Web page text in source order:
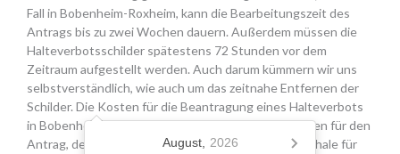
Fall in Bobenheim-Roxheim, kann die Bearbeitungszeit des
Antrags bis zu zwei Wochen dauern. Außerdem müssen die
Halteverbotsschilder spätestens 72 Stunden vor dem
Zeitraum aufgestellt werden. Auch darum kümmern wir uns
selbstverständlich, wie auch um das zeitnahe Entfernen der
Schilder. Die Kosten für die Beantragung eines Halteverbots
in Bobenheim-Roxheim setzen sich aus den Gebühren für den
Antrag, der Miete für die Schilder sowie einer Pauschale für
August, 2026